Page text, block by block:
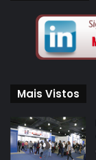
Mais Vistos